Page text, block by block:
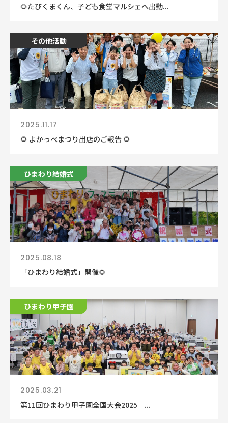
🌻たびくまくん、子ども食堂マルシェへ出動...
その他活動
2025.11.17
🌻 よかっぺまつり出店のご報告 🌻
ひまわり結婚式
2025.08.18
「ひまわり結婚式」開催🌻
ひまわり甲子園
2025.03.21
第11回ひまわり甲子園全国大会2025 ...